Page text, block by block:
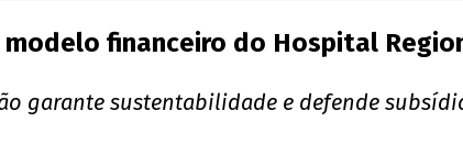
financeiro do Hospital
garante sustentabilidade e defende